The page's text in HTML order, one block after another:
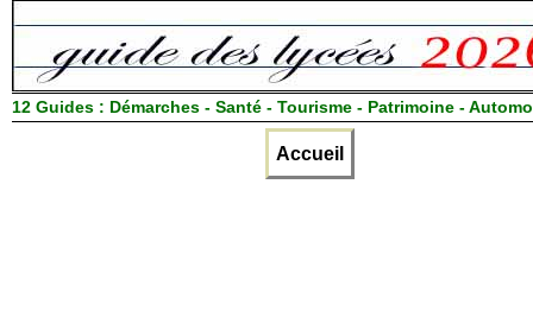
12 Guides : Démarches - Santé - Tourisme - Patrimoine -
Accueil